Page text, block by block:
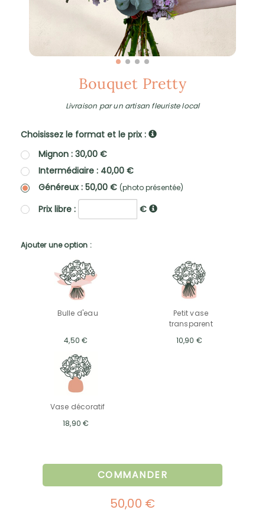
Bouquet Pretty
Livraison par un artisan fleuriste local
Choisissez le format et le prix :
Mignon : 30,00 €
Intermédiaire : 40,00 €
Généreux : 50,00 € (photo présentée)
Prix libre : €
Ajouter une option :
Bulle d'eau
4,50 €
Petit vase
transparent
10,90 €
Vase décoratif
18,90 €
COMMANDER
50,00 €